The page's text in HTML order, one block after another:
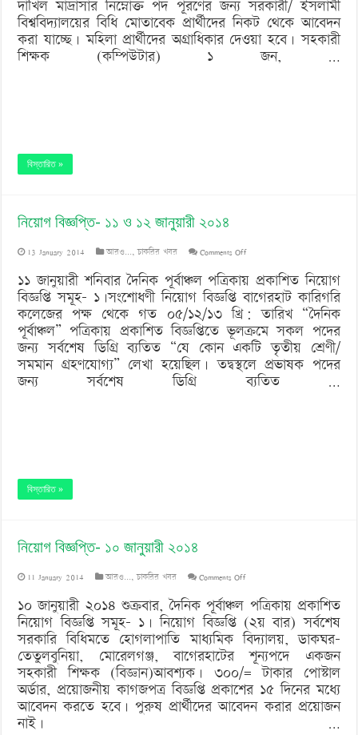
‘বড় নাশকতার জন্য’ অস্ত্র নিয়ে বাগেরহাটে ঢুকছিল তারা
জানুয়ারী
২০১৪
দাখিল মাদ্রাসার নিম্নোক্ত পদ পূরণের জন্য সরকারী/ ইসলামী
বিশ্ববিদ্যালয়ের বিধি মোতাবেক প্রার্থীদের নিকট থেকে আবেদন
করা যাচ্ছে। মহিলা প্রার্থীদের অগ্রাধিকার দেওয়া হবে। সহকারী
শিক্ষক (কম্পিউটার) ১ জন, …
বিস্তারিত »
নিয়োগ বিজ্ঞপ্তি- ১১ ও ১২ জানুয়ারী ২০১৪
13 January 2014 আরও...,চাকরির খবর Comments Offon
নিয়োগ
বিজ্ঞপ্তি-
১১
ও
১২
১১ জানুয়ারী শনিবার দৈনিক পূর্বাঞ্চল পত্রিকায় প্রকাশিত নিয়োগ
বিজ্ঞপ্তি সমূহ- ১।সংশোধণী নিয়োগ বিজ্ঞপ্তি বাগেরহাট কারিগরি
কলেজের পক্ষ থেকে গত ০৫/১২/১৩ খ্রি: তারিখ “দৈনিক
পূর্বাঞ্চল” পত্রিকায় প্রকাশিত বিজ্ঞপ্তিতে ভূলক্রমে সকল পদের
জন্য সর্বশেষ ডিগ্রি ব্যতিত “যে কোন একটি তৃতীয় শ্রেণী/
সমমান গ্রহণযোগ্য” লেখা হয়েছিল। তদ্বস্থলে প্রভাষক পদের
জন্য সর্বশেষ ডিগ্রি ব্যতিত …
বিস্তারিত »
নিয়োগ বিজ্ঞপ্তি- ১০ জানুয়ারী ২০১৪
11 January 2014 আরও...,চাকরির খবর Comments Offon
নিয়োগ
বিজ্ঞপ্তি-
১০
জানুয়ারী
২০১৪
১০ জানুয়ারী ২০১৪ শুক্রবার, দৈনিক পূর্বাঞ্চল পত্রিকায় প্রকাশিত
নিয়োগ বিজ্ঞপ্তি সমূহ- ১। নিয়োগ বিজ্ঞপ্তি (২য় বার) সর্বশেষ
সরকারি বিধিমতে হোগলাপাতি মাধ্যমিক বিদ্যালয়, ডাকঘর-
তেতুলবুনিয়া, মোরেলগঞ্জ, বাগেরহাটের শূন্যপদে একজন
সহকারী শিক্ষক (বিজ্ঞান)আবশ্যক। ৩০০/= টাকার পোস্টাল
অর্ডার, প্রয়োজনীয় কাগজপত্র বিজ্ঞপ্তি প্রকাশের ১৫ দিনের মধ্যে
আবেদন করতে হবে। পুরুষ প্রার্থীদের আবেদন করার প্রয়োজন
নাই। …